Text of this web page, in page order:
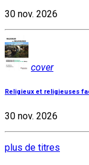
30 nov. 2026
cover
Religieux et religieuses
30 nov. 2026
plus de titres